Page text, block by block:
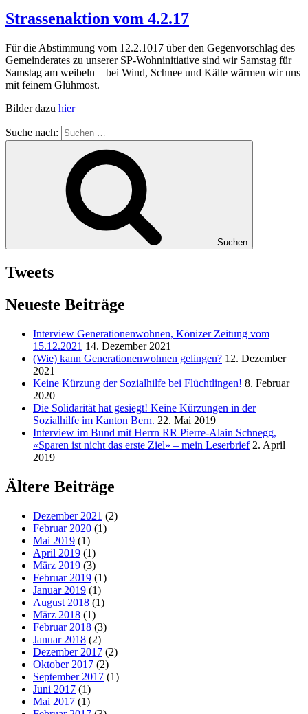
Strassenaktion vom 4.2.17
Für die Abstimmung vom 12.2.1017 über den Gegenvorschlag des
Gemeinderates zu unserer SP-Wohninitiative sind wir Samstag für
Samstag am weibeln – bei Wind, Schnee und Kälte wärmen wir uns
mit feinem Glühmost.
Bilder dazu hier
Suche nach:
Suchen
Tweets
Neueste Beiträge
Interview Generationenwohnen, Könizer Zeitung vom
15.12.2021 14. Dezember 2021
(Wie) kann Generationenwohnen gelingen? 12. Dezember
2021
Keine Kürzung der Sozialhilfe bei Flüchtlingen! 8. Februar
2020
Die Solidarität hat gesiegt! Keine Kürzungen in der
Sozialhilfe im Kanton Bern. 22. Mai 2019
Interview im Bund mit Herrn RR Pierre-Alain Schnegg,
«Sparen ist nicht das erste Ziel» – mein Leserbrief 2. April
2019
Ältere Beiträge
Dezember 2021 (2)
Februar 2020 (1)
Mai 2019 (1)
April 2019 (1)
März 2019 (3)
Februar 2019 (1)
Januar 2019 (1)
August 2018 (1)
März 2018 (1)
Februar 2018 (3)
Januar 2018 (2)
Dezember 2017 (2)
Oktober 2017 (2)
September 2017 (1)
Juni 2017 (1)
Mai 2017 (1)